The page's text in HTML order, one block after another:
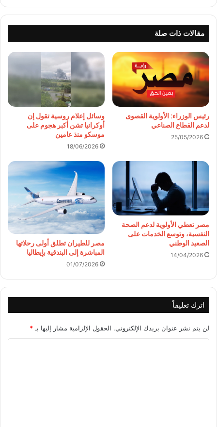
مقالات ذات صلة
رئيس الوزراء: الأولوية القصوى
لدعم القطاع الصناعي
25/05/2026
وسائل إعلام روسية تقول إن
أوكرانيا تشن أكبر هجوم على
موسكو منذ عامين
18/06/2026
مصر تعطي الأولوية لدعم الصحة
النفسية، وتوسع الخدمات على
الصعيد الوطني
14/04/2026
مصر للطيران تطلق أولى رحلاتها
المباشرة إلى البندقية بإيطاليا
01/07/2026
اترك تعليقاً
لن يتم نشر عنوان بريدك الإلكتروني. الحقول الإلزامية مشار إليها بـ *